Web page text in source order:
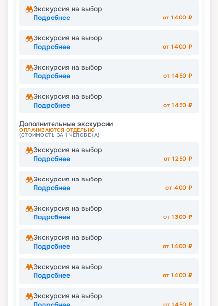
Экскурсия на выбор
Подробнее
от1400 ₽
Экскурсия на выбор
Подробнее
от1400 ₽
Экскурсия на выбор
Подробнее
от1450 ₽
Экскурсия на выбор
Подробнее
от1450 ₽
Дополнительные экскурсии
ОПЛАЧИВАЮТСЯ ОТДЕЛЬНО
(СТОИМОСТЬ ЗА 1 ЧЕЛОВЕКА)
Экскурсия на выбор
Подробнее
от1250 ₽
Экскурсия на выбор
Подробнее
от 400 ₽
Экскурсия на выбор
Подробнее
от1300 ₽
Экскурсия на выбор
Подробнее
от1400 ₽
Экскурсия на выбор
Подробнее
от1400 ₽
Экскурсия на выбор